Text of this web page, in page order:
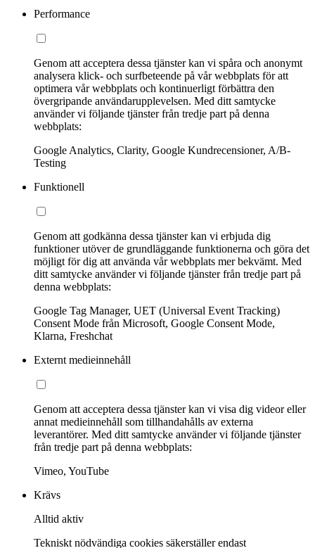
Performance
Genom att acceptera dessa tjänster kan vi spåra och anonymt
analysera klick- och surfbeteende på vår webbplats för att
optimera vår webbplats och kontinuerligt förbättra den
övergripande användarupplevelsen. Med ditt samtycke
använder vi följande tjänster från tredje part på denna
webbplats:
Google Analytics, Clarity, Google Kundrecensioner, A/B-
Testing
Funktionell
Genom att godkänna dessa tjänster kan vi erbjuda dig
funktioner utöver de grundläggande funktionerna och göra det
möjligt för dig att använda vår webbplats mer bekvämt. Med
ditt samtycke använder vi följande tjänster från tredje part på
denna webbplats:
Google Tag Manager, UET (Universal Event Tracking)
Consent Mode från Microsoft, Google Consent Mode,
Klarna, Freshchat
Externt medieinnehåll
Genom att acceptera dessa tjänster kan vi visa dig videor eller
annat medieinnehåll som tillhandahålls av externa
leverantörer. Med ditt samtycke använder vi följande tjänster
från tredje part på denna webbplats:
Vimeo, YouTube
Krävs
Alltid aktiv
Tekniskt nödvändiga cookies säkerställer endast